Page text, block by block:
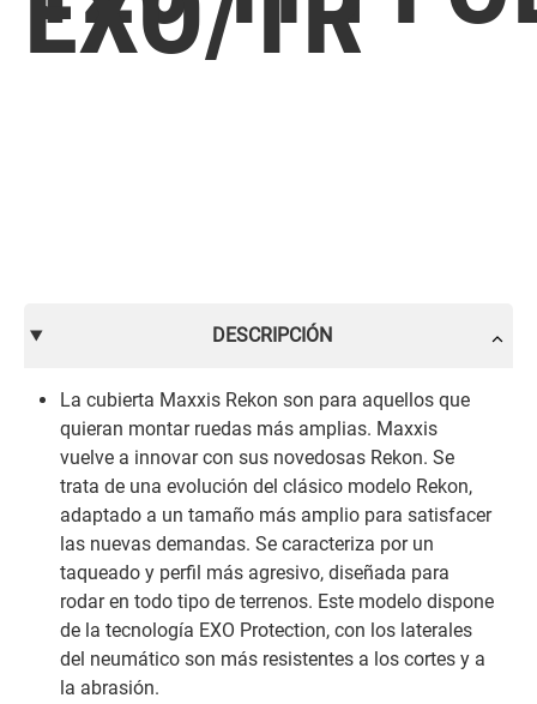
DESCRIPCIÓN
La cubierta Maxxis Rekon son para aquellos que
quieran montar ruedas más amplias. Maxxis
vuelve a innovar con sus novedosas Rekon. Se
trata de una evolución del clásico modelo Rekon,
adaptado a un tamaño más amplio para satisfacer
las nuevas demandas. Se caracteriza por un
taqueado y perfil más agresivo, diseñada para
rodar en todo tipo de terrenos. Este modelo dispone
de la tecnología EXO Protection, con los laterales
del neumático son más resistentes a los cortes y a
la abrasión.